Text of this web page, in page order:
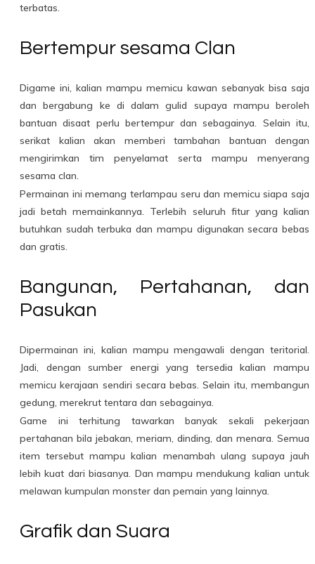
terbatas.
Bertempur sesama Clan
Digame ini, kalian mampu memicu kawan sebanyak bisa saja
dan bergabung ke di dalam gulid supaya mampu beroleh
bantuan disaat perlu bertempur dan sebagainya. Selain itu,
serikat kalian akan memberi tambahan bantuan dengan
mengirimkan tim penyelamat serta mampu menyerang
sesama clan.
Permainan ini memang terlampau seru dan memicu siapa saja
jadi betah memainkannya. Terlebih seluruh fitur yang kalian
butuhkan sudah terbuka dan mampu digunakan secara bebas
dan gratis.
Bangunan, Pertahanan, dan
Pasukan
Dipermainan ini, kalian mampu mengawali dengan teritorial.
Jadi, dengan sumber energi yang tersedia kalian mampu
memicu kerajaan sendiri secara bebas. Selain itu, membangun
gedung, merekrut tentara dan sebagainya.
Game ini terhitung tawarkan banyak sekali pekerjaan
pertahanan bila jebakan, meriam, dinding, dan menara. Semua
item tersebut mampu kalian menambah ulang supaya jauh
lebih kuat dari biasanya. Dan mampu mendukung kalian untuk
melawan kumpulan monster dan pemain yang lainnya.
Grafik dan Suara